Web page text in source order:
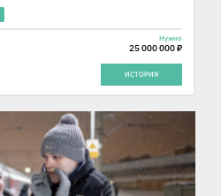
Нужно
25 000 000 ₽
ИСТОРИЯ